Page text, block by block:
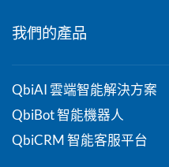
我們的產品
QbiAI 雲端智能解決方案
QbiBot 智能機器人
QbiCRM 智能客服平台